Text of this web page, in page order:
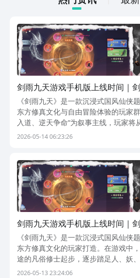
剑雨九天游戏手机版上线时间｜
本更新动态
《剑雨九天》是一款沉浸式国风仙侠
东方修真文化与自由冒险体验的玩家
入道、逆天争命”为叙事主线，玩家将
修士起步，逐步踏足人、妖、仙三界
2026-05-14 06:23:26
剑雨九天游戏手机版上线时间｜
本更新动态
《剑雨九天》是一款沉浸式国风仙侠
东方修真文化的玩家打造。在游戏中
途的凡俗修士起步，逐步踏足人、妖
波澜壮阔的修行之旅。游戏上线至今
2026-05-13 23:24:06